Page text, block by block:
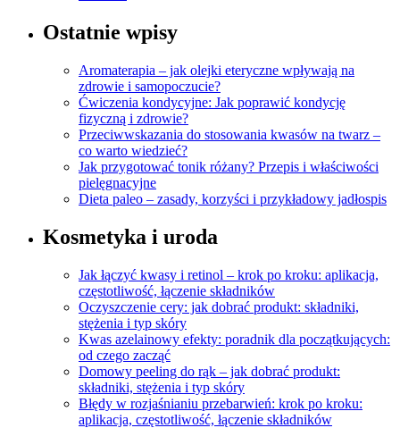
Ostatnie wpisy
Aromaterapia – jak olejki eteryczne wpływają na
zdrowie i samopoczucie?
Ćwiczenia kondycyjne: Jak poprawić kondycję
fizyczną i zdrowie?
Przeciwwskazania do stosowania kwasów na twarz –
co warto wiedzieć?
Jak przygotować tonik różany? Przepis i właściwości
pielęgnacyjne
Dieta paleo – zasady, korzyści i przykładowy jadłospis
Kosmetyka i uroda
Jak łączyć kwasy i retinol – krok po kroku: aplikacja,
częstotliwość, łączenie składników
Oczyszczenie cery: jak dobrać produkt: składniki,
stężenia i typ skóry
Kwas azelainowy efekty: poradnik dla początkujących:
od czego zacząć
Domowy peeling do rąk – jak dobrać produkt:
składniki, stężenia i typ skóry
Błędy w rozjaśnianiu przebarwień: krok po kroku:
aplikacja, częstotliwość, łączenie składników